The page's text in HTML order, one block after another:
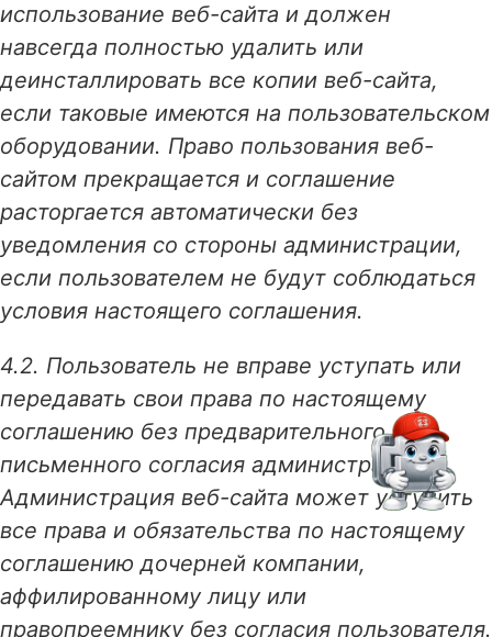
использование веб-сайта и должен
навсегда полностью удалить или
деинсталлировать все копии веб-сайта,
если таковые имеются на пользовательском
оборудовании. Право пользования веб-
сайтом прекращается и соглашение
расторгается автоматически без
уведомления со стороны администрации,
если пользователем не будут соблюдаться
условия настоящего соглашения.
4.2. Пользователь не вправе уступать или
передавать свои права по настоящему
соглашению без предварительного
письменного согласия администрации.
Администрация веб-сайта может уступить
все права и обязательства по настоящему
соглашению дочерней компании,
аффилированному лицу или
правопреемнику без согласия пользователя.